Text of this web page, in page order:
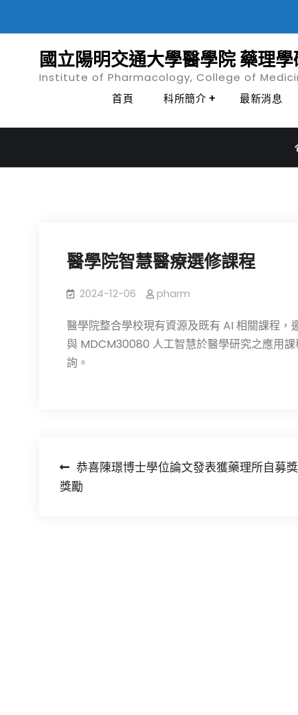
國立陽明交通大學醫學院 藥理
Institute of Pharmacology, College of
首頁
科所簡介 最新消息
醫學院智慧醫療選修課程
2024-12-06 pharm
醫學院整合學校現有資源及既有 AI 相關課程
與 MDCM30080 人工智慧於醫學研究之應用
詢。
文
章
恭喜陳璟博士學位論文發表獲藥理所自募
獎勵